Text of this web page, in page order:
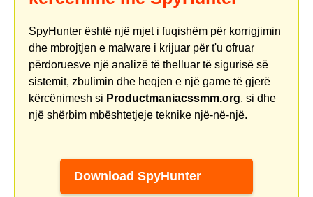
SpyHunter është një mjet i fuqishëm për korrigjimin
dhe mbrojtjen e malware i krijuar për t'u ofruar
përdoruesve një analizë të thelluar të sigurisë së
sistemit, zbulimin dhe heqjen e një game të gjerë
kërcënimesh si Productmaniacssmm.org, si dhe
një shërbim mbështetjeje teknike një-në-një.
Download SpyHunter